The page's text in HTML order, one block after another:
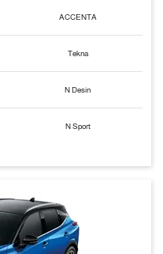
ACCENTA
Tekna
N Desin
N Sport